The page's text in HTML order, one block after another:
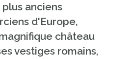
plus anciens
d'Europe,
château
vestiges romains,